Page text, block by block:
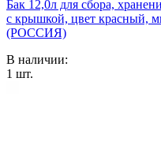
Бак 12,0л для сбора,
с крышкой, цвет красный,
(РОССИЯ)
В наличии:
1 шт.